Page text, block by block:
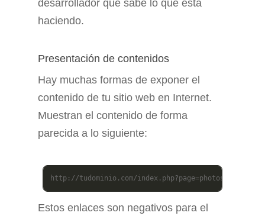
desarrollador que sabe lo que está
haciendo.
Presentación de contenidos
Hay muchas formas de exponer el
contenido de tu sitio web en Internet.
Muestran el contenido de forma
parecida a lo siguiente:
http://tudominio.com/index.php?page=photos
Estos enlaces son negativos para el